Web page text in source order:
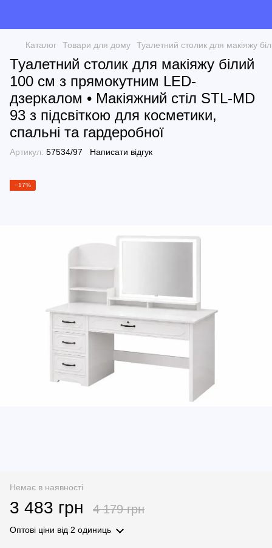
Каталог Товари для дому Туалетний столик для макіяжу
Туалетний столик для макіяжу білий
100 см з прямокутним LED-
дзеркалом • Макіяжний стіл STL-MD
93 з підсвіткою для косметики,
спальні та гардеробної
Артикул: 57534/97 Написати відгук
−17%
Немає в наявності
3 483 грн 4 179 грн
Оптові ціни від 2 одиниць